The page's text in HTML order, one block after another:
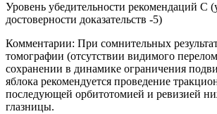
Уровень убедительности рекомендаций С
достоверности доказательств -5)
Комментарии: При сомнительных
томографии (отсутствии видимого
сохранении в динамике ограничения
яблока рекомендуется проведение
последующей орбитотомией и ревизией
глазницы.